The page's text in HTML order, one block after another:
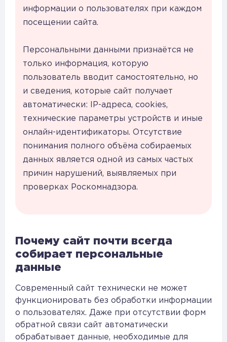
информации о пользователях при каждом
посещении сайта.
Персональными данными признаётся не
только информация, которую
пользователь вводит самостоятельно, но
и сведения, которые сайт получает
автоматически: IP-адреса, cookies,
технические параметры устройств и иные
онлайн-идентификаторы. Отсутствие
понимания полного объёма собираемых
данных является одной из самых частых
причин нарушений, выявляемых при
проверках Роскомнадзора.
Почему сайт почти всегда
собирает персональные
данные
Современный сайт технически не может
функционировать без обработки информации
о пользователях. Даже при отсутствии форм
обратной связи сайт автоматически
обрабатывает данные, необходимые для